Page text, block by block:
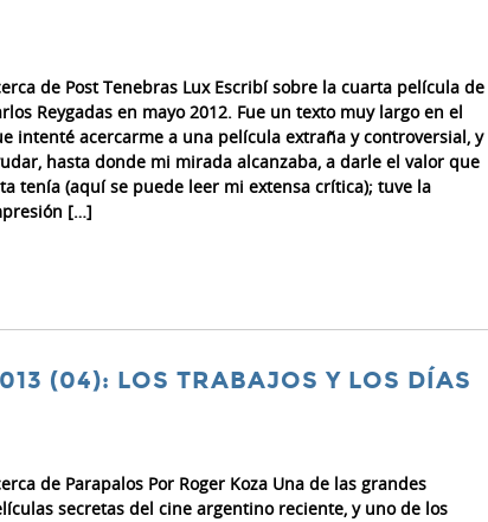
de Post Tenebras Lux Escribí sobre la cuarta película de
Reygadas en mayo 2012. Fue un texto muy largo en el
intenté acercarme a una película extraña y controversial, y
hasta donde mi mirada alcanzaba, a darle el valor que
tenía (aquí se puede leer mi extensa crítica); tuve la
[…]
(04): LOS TRABAJOS Y LOS DÍAS
de Parapalos Por Roger Koza Una de las grandes
secretas del cine argentino reciente, y uno de los